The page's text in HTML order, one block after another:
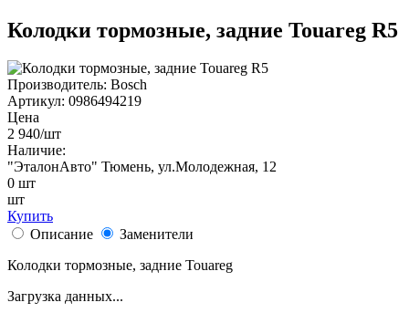
Колодки тормозные, задние Touareg R5
Производитель: Bosch
Артикул: 0986494219
Цена
2 940/шт
Наличие:
"ЭталонАвто" Тюмень, ул.Молодежная, 12
0 шт
шт
Купить
Описание
Заменители
Колодки тормозные, задние Touareg
Загрузка данных...